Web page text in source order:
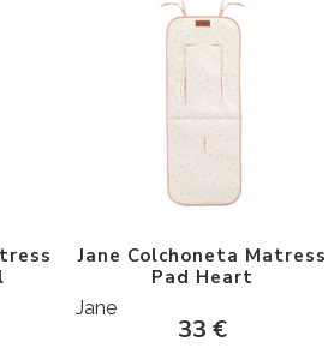
Jane Colchoneta Matress
Pad Heart
Jane
33€